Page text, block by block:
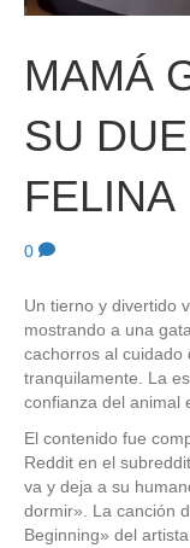
MAMÁ
SU
FELINA
0
Un tierno y divertido
mostrando a una
cachorros al
tranquilamente. La
confianza del animal
El contenido fue
Reddit en el
va y deja a su
dormir». La canción
Beginning» del